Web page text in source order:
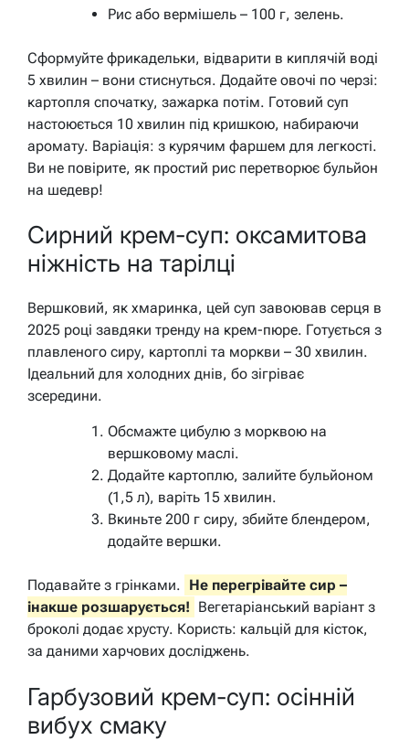
Рис або вермішель – 100 г, зелень.
Сформуйте фрикадельки, відварити в киплячій воді
5 хвилин – вони стиснуться. Додайте овочі по черзі:
картопля спочатку, зажарка потім. Готовий суп
настоюється 10 хвилин під кришкою, набираючи
аромату. Варіація: з курячим фаршем для легкості.
Ви не повірите, як простий рис перетворює бульйон
на шедевр!
Сирний крем-суп: оксамитова
ніжність на тарілці
Вершковий, як хмаринка, цей суп завоював серця в
2025 році завдяки тренду на крем-пюре. Готується з
плавленого сиру, картоплі та моркви – 30 хвилин.
Ідеальний для холодних днів, бо зігріває
зсередини.
Обсмажте цибулю з морквою на
вершковому маслі.
Додайте картоплю, залийте бульйоном
(1,5 л), варіть 15 хвилин.
Вкиньте 200 г сиру, збийте блендером,
додайте вершки.
Подавайте з грінками. Не перегрівайте сир –
інакше розшарується! Вегетаріанський варіант з
броколі додає хрусту. Користь: кальцій для кісток,
за даними харчових досліджень.
Гарбузовий крем-суп: осінній
вибух смаку